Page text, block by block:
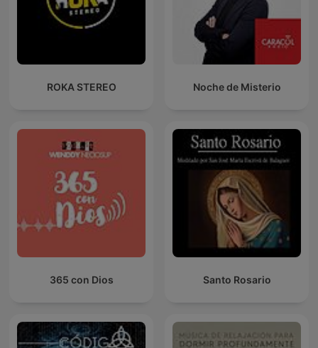
ROKA STEREO Noche de Misterio
365 con Dios Santo Rosario